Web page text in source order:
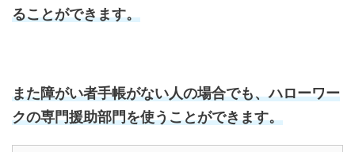
ることができます。
また障がい者手帳がない人の場合でも、ハローワー
クの専門援助部門を使うことができます。